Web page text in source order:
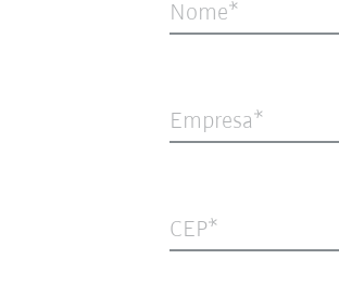
Nome
Empresa
CEP